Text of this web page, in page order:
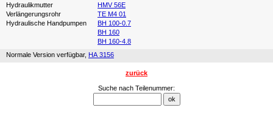
Hydraulikmutter
HMV 56E
Verlängerungsrohr
TE M4 01
Hydraulische Handpumpen
BH 100-0.7
BH 160
BH 160-4.8
Normale Version verfügbar, HA 3156
zurück
Suche nach Teilenummer: